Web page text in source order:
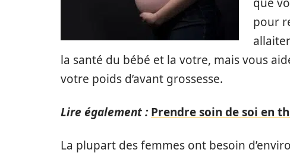
pour
la santé du bébé et la votre, mais vous
votre poids d’avant grossesse.
Lire également : Prendre soin de soi en
La plupart des femmes ont besoin